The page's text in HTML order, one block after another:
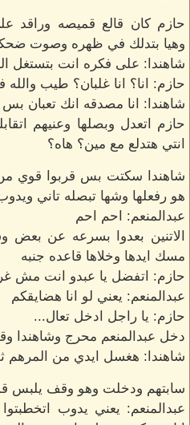
حازم كان قالع قميصه وراقد
وهيا بتدلك في ظهره وصوت
شاهندا: على فكره انت بتستغل
حازم: انا؟ انا غلبان؟ طيب والله
شاهندا: انا مصدقه انك تعبان
حازم اتعدل وبصلها وعنيهم
انتي هتدلع مع مين؟ هاه؟
شاهندا سكتت بس قربوا قوي
هو رفعلها وشها تبصله تاني
عبدالمنعم: احم احم
الاتنين بعدوا بسرعه عن
مسك ايدها وخلاها قاعده جنبه
حازم: اتفضل يا عبدو انت مش
عبدالمنعم: يعني لو انا هضايقكم
حازم: يا راجل ادخل تعال...
دخل عبدالمنعم محرج وشاهندا
شاهندا: هغسل ايدي من المرهم
سابتهم ودخلت وهو وقف يلبس
عبدالمنعم: يعني يدوب